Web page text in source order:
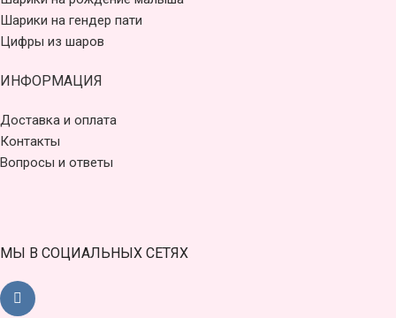
Шарики на гендер пати
Цифры из шаров
ИНФОРМАЦИЯ
Доставка и оплата
Контакты
Вопросы и ответы
МЫ В СОЦИАЛЬНЫХ СЕТЯХ